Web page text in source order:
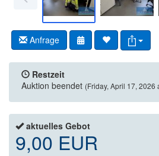
Anfrage
Restzeit
Auktion beendet (Friday, April 17, 2026
aktuelles Gebot
9,00 EUR